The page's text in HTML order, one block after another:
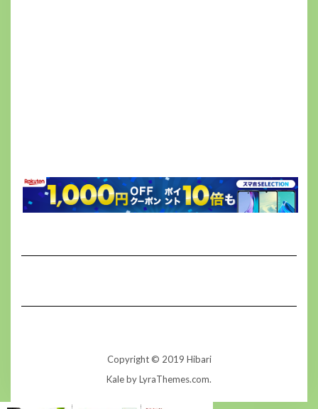
Copyright © 2019 Hibari
Kaleby LyraThemes.com.